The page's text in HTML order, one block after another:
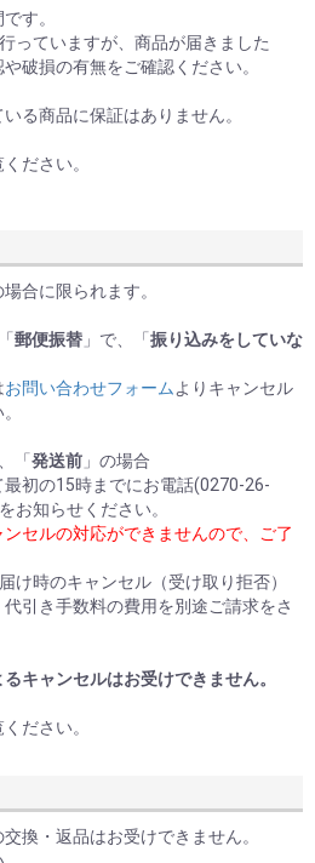
す。
っていますが、商品が届きました
破損の有無をご確認ください。
る商品に保証はありません。
ださい。
合に限られます。
郵便振替 」で、「 振り込みをしていな
お問い合わせフォーム よりキャンセル
「 発送前 」の場合
初の15時までにお電話(0270-26-
お知らせください。
セルの対応ができませんので、ご了
け時のキャンセル（受け取り拒否）
引き手数料の費用を別途ご請求をさ
キャンセルはお受けできません。
ださい。
換・返品はお受けできません。